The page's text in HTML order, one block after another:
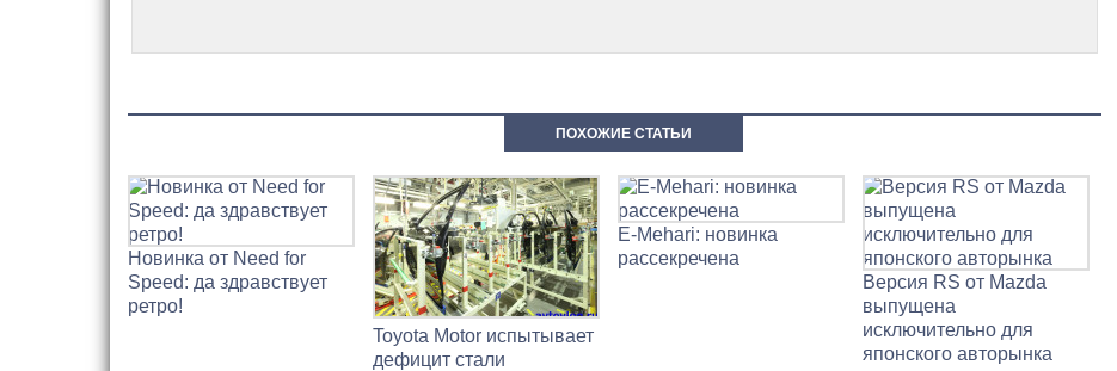
ПОХОЖИЕ СТАТЬИ
Новинка от Need for
Speed: да здравствует
ретро!
Toyota Motor испытывает
дефицит стали
E-Mehari: новинка
рассекречена
Версия RS от Mazda
выпущена
исключительно для
японского авторынка